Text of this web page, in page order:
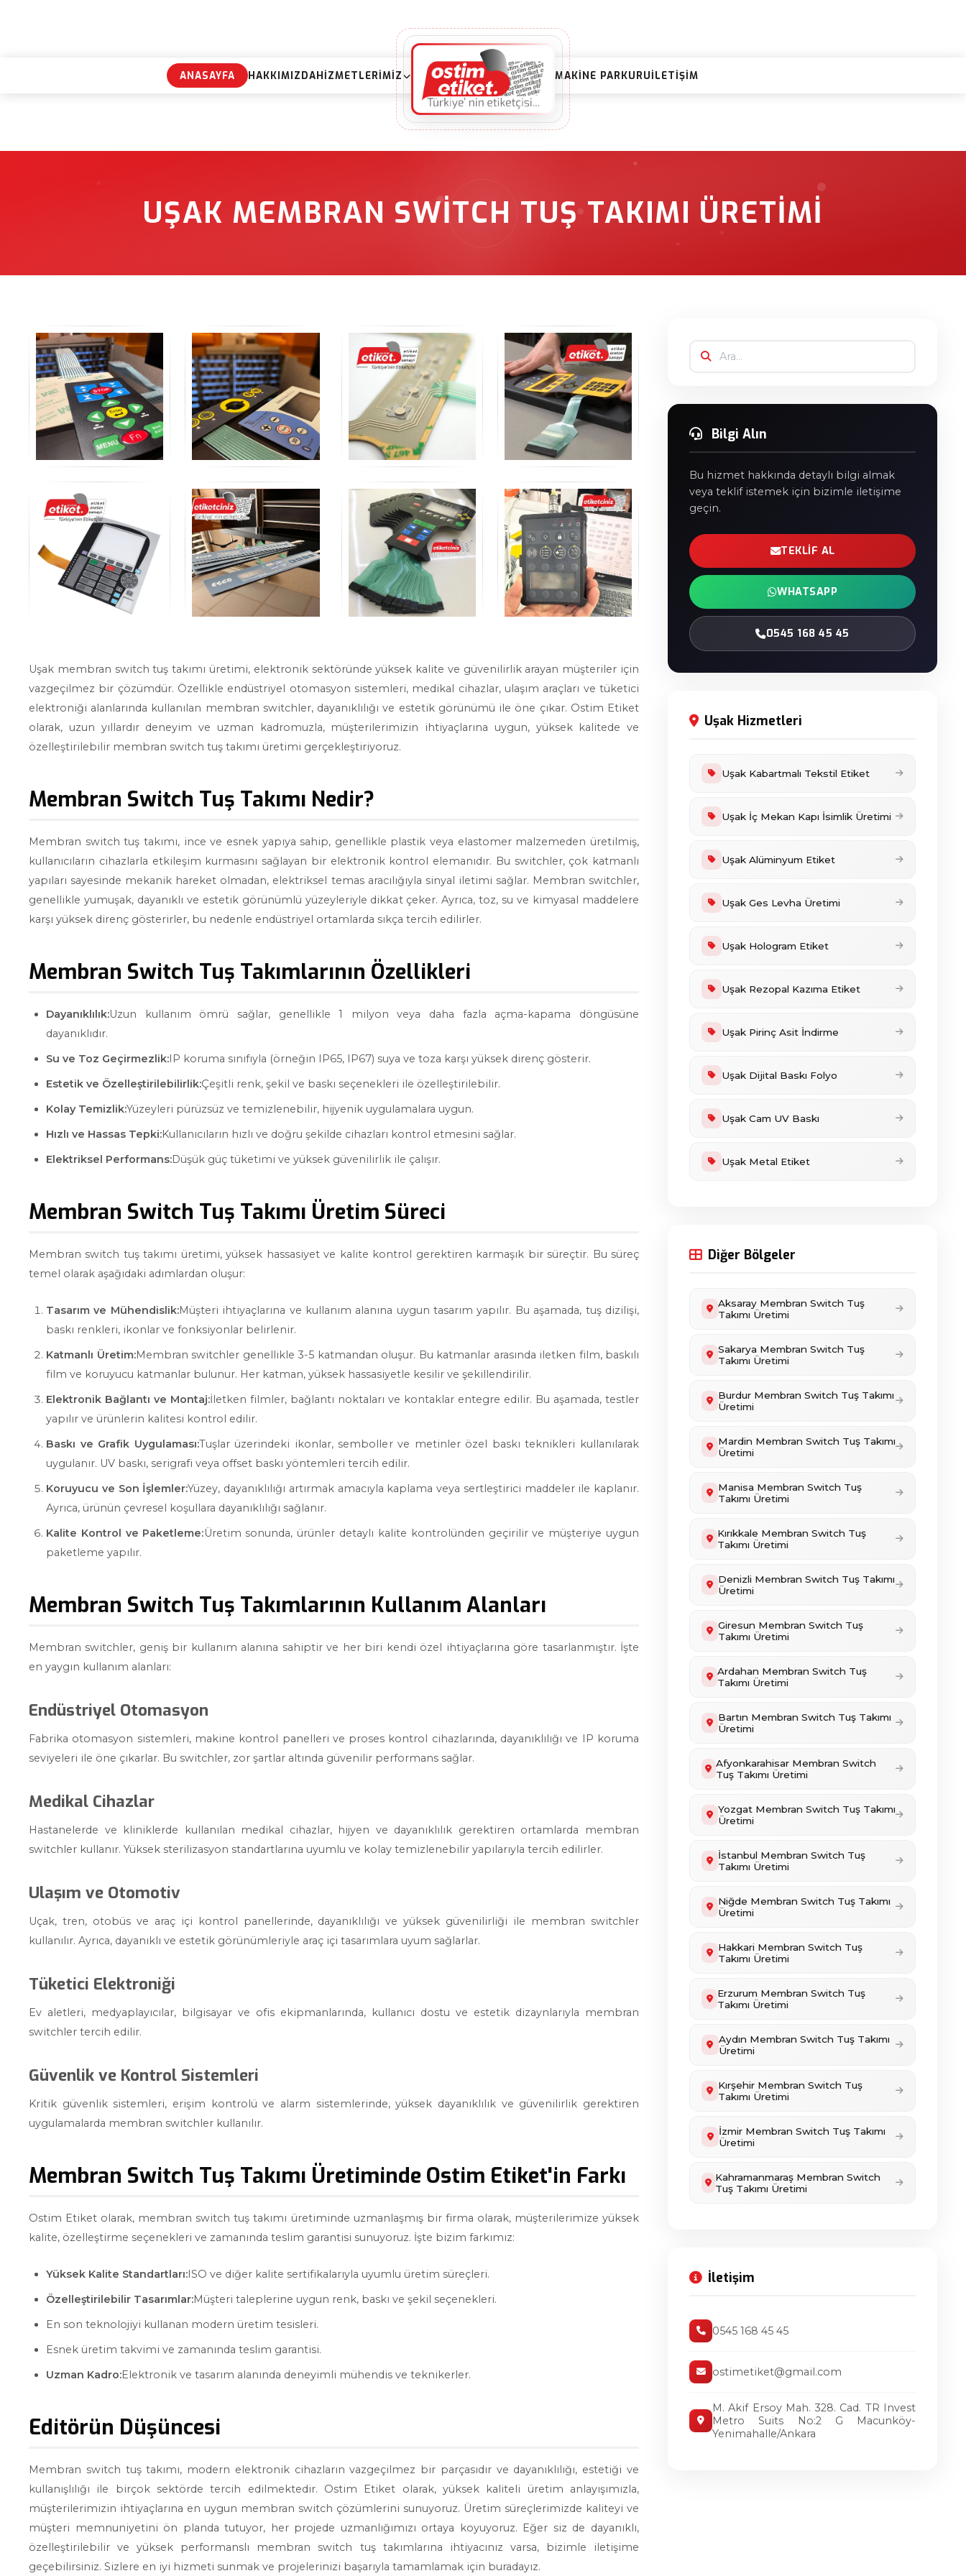
ANASAYFA HAKKIMIZDAHIZMETLERIMIZ MAKINE PARKURUİLETIŞIM
UŞAK MEMBRAN SWITCH TUŞ TAKIMI ÜRETIMI
Uşak membran switch tuş takımı üretimi, elektronik sektöründe yüksek kalite ve güvenilirlik arayan müşteriler için
vazgeçilmez bir çözümdür. Özellikle endüstriyel otomasyon sistemleri, medikal cihazlar, ulaşım araçları ve tüketici
elektroniği alanlarında kullanılan membran switchler, dayanıklılığı ve estetik görünümü ile öne çıkar. Ostim Etiket
olarak, uzun yıllardır deneyim ve uzman kadromuzla, müşterilerimizin ihtiyaçlarına uygun, yüksek kalitede ve
özelleştirilebilir membran switch tuş takımı üretimi gerçekleştiriyoruz.
Membran Switch Tuş Takımı Nedir?
Membran switch tuş takımı, ince ve esnek yapıya sahip, genellikle plastik veya elastomer malzemeden üretilmiş,
kullanıcıların cihazlarla etkileşim kurmasını sağlayan bir elektronik kontrol elemanıdır. Bu switchler, çok katmanlı
yapıları sayesinde mekanik hareket olmadan, elektriksel temas aracılığıyla sinyal iletimi sağlar. Membran switchler,
genellikle yumuşak, dayanıklı ve estetik görünümlü yüzeyleriyle dikkat çeker. Ayrıca, toz, su ve kimyasal maddelere
karşı yüksek direnç gösterirler, bu nedenle endüstriyel ortamlarda sıkça tercih edilirler.
Membran Switch Tuş Takımlarının Özellikleri
Dayanıklılık:Uzun kullanım ömrü sağlar, genellikle 1 milyon veya daha fazla açma-kapama döngüsüne
dayanıklıdır.
Su ve Toz Geçirmezlik:IP koruma sınıfıyla (örneğin IP65, IP67) suya ve toza karşı yüksek direnç gösterir.
Estetik ve Özelleştirilebilirlik:Çeşitli renk, şekil ve baskı seçenekleri ile özelleştirilebilir.
Kolay Temizlik:Yüzeyleri pürüzsüz ve temizlenebilir, hijyenik uygulamalara uygun.
Hızlı ve Hassas Tepki:Kullanıcıların hızlı ve doğru şekilde cihazları kontrol etmesini sağlar.
Elektriksel Performans:Düşük güç tüketimi ve yüksek güvenilirlik ile çalışır.
Membran Switch Tuş Takımı Üretim Süreci
Membran switch tuş takımı üretimi, yüksek hassasiyet ve kalite kontrol gerektiren karmaşık bir süreçtir. Bu süreç
temel olarak aşağıdaki adımlardan oluşur:
Tasarım ve Mühendislik:Müşteri ihtiyaçlarına ve kullanım alanına uygun tasarım yapılır. Bu aşamada, tuş dizilişi,
baskı renkleri, ikonlar ve fonksiyonlar belirlenir.
Katmanlı Üretim:Membran switchler genellikle 3-5 katmandan oluşur. Bu katmanlar arasında iletken film, baskılı
film ve koruyucu katmanlar bulunur. Her katman, yüksek hassasiyetle kesilir ve şekillendirilir.
Elektronik Bağlantı ve Montaj:İletken filmler, bağlantı noktaları ve kontaklar entegre edilir. Bu aşamada, testler
yapılır ve ürünlerin kalitesi kontrol edilir.
Baskı ve Grafik Uygulaması:Tuşlar üzerindeki ikonlar, semboller ve metinler özel baskı teknikleri kullanılarak
uygulanır. UV baskı, serigrafi veya offset baskı yöntemleri tercih edilir.
Koruyucu ve Son İşlemler:Yüzey, dayanıklılığı artırmak amacıyla kaplama veya sertleştirici maddeler ile kaplanır.
Ayrıca, ürünün çevresel koşullara dayanıklılığı sağlanır.
Kalite Kontrol ve Paketleme:Üretim sonunda, ürünler detaylı kalite kontrolünden geçirilir ve müşteriye uygun
paketleme yapılır.
Membran Switch Tuş Takımlarının Kullanım Alanları
Membran switchler, geniş bir kullanım alanına sahiptir ve her biri kendi özel ihtiyaçlarına göre tasarlanmıştır. İşte
en yaygın kullanım alanları:
Endüstriyel Otomasyon
Fabrika otomasyon sistemleri, makine kontrol panelleri ve proses kontrol cihazlarında, dayanıklılığı ve IP koruma
seviyeleri ile öne çıkarlar. Bu switchler, zor şartlar altında güvenilir performans sağlar.
Medikal Cihazlar
Hastanelerde ve kliniklerde kullanılan medikal cihazlar, hijyen ve dayanıklılık gerektiren ortamlarda membran
switchler kullanır. Yüksek sterilizasyon standartlarına uyumlu ve kolay temizlenebilir yapılarıyla tercih edilirler.
Ulaşım ve Otomotiv
Uçak, tren, otobüs ve araç içi kontrol panellerinde, dayanıklılığı ve yüksek güvenilirliği ile membran switchler
kullanılır. Ayrıca, dayanıklı ve estetik görünümleriyle araç içi tasarımlara uyum sağlarlar.
Tüketici Elektroniği
Ev aletleri, medyaplayıcılar, bilgisayar ve ofis ekipmanlarında, kullanıcı dostu ve estetik dizaynlarıyla membran
switchler tercih edilir.
Güvenlik ve Kontrol Sistemleri
Kritik güvenlik sistemleri, erişim kontrolü ve alarm sistemlerinde, yüksek dayanıklılık ve güvenilirlik gerektiren
uygulamalarda membran switchler kullanılır.
Membran Switch Tuş Takımı Üretiminde Ostim Etiket'in Farkı
Ostim Etiket olarak, membran switch tuş takımı üretiminde uzmanlaşmış bir firma olarak, müşterilerimize yüksek
kalite, özelleştirme seçenekleri ve zamanında teslim garantisi sunuyoruz. İşte bizim farkımız:
Yüksek Kalite Standartları:ISO ve diğer kalite sertifikalarıyla uyumlu üretim süreçleri.
Özelleştirilebilir Tasarımlar:Müşteri taleplerine uygun renk, baskı ve şekil seçenekleri.
En son teknolojiyi kullanan modern üretim tesisleri.
Esnek üretim takvimi ve zamanında teslim garantisi.
Uzman Kadro:Elektronik ve tasarım alanında deneyimli mühendis ve teknikerler.
Editörün Düşüncesi
Membran switch tuş takımı, modern elektronik cihazların vazgeçilmez bir parçasıdır ve dayanıklılığı, estetiği ve
kullanışlılığı ile birçok sektörde tercih edilmektedir. Ostim Etiket olarak, yüksek kaliteli üretim anlayışımızla,
müşterilerimizin ihtiyaçlarına en uygun membran switch çözümlerini sunuyoruz. Üretim süreçlerimizde kaliteyi ve
müşteri memnuniyetini ön planda tutuyor, her projede uzmanlığımızı ortaya koyuyoruz. Eğer siz de dayanıklı,
özelleştirilebilir ve yüksek performanslı membran switch tuş takımlarına ihtiyacınız varsa, bizimle iletişime
geçebilirsiniz. Sizlere en iyi hizmeti sunmak ve projelerinizi başarıyla tamamlamak için buradayız.
Bilgi Alın
Bu hizmet hakkında detaylı bilgi almak
veya teklif istemek için bizimle iletişime
geçin.
TEKLIF AL
WHATSAPP
0545 168 45 45
Uşak Hizmetleri
Uşak Kabartmalı Tekstil Etiket
Uşak İç Mekan Kapı İsimlik Üretimi
Uşak Alüminyum Etiket
Uşak Ges Levha Üretimi
Uşak Hologram Etiket
Uşak Rezopal Kazıma Etiket
Uşak Pirinç Asit İndirme
Uşak Dijital Baskı Folyo
Uşak Cam UV Baskı
Uşak Metal Etiket
Diğer Bölgeler
Aksaray Membran Switch Tuş
Takımı Üretimi
Sakarya Membran Switch Tuş
Takımı Üretimi
Burdur Membran Switch Tuş Takımı
Üretimi
Mardin Membran Switch Tuş Takımı
Üretimi
Manisa Membran Switch Tuş
Takımı Üretimi
Kırıkkale Membran Switch Tuş
Takımı Üretimi
Denizli Membran Switch Tuş Takımı
Üretimi
Giresun Membran Switch Tuş
Takımı Üretimi
Ardahan Membran Switch Tuş
Takımı Üretimi
Bartın Membran Switch Tuş Takımı
Üretimi
Afyonkarahisar Membran Switch
Tuş Takımı Üretimi
Yozgat Membran Switch Tuş Takımı
Üretimi
İstanbul Membran Switch Tuş
Takımı Üretimi
Niğde Membran Switch Tuş Takımı
Üretimi
Hakkari Membran Switch Tuş
Takımı Üretimi
Erzurum Membran Switch Tuş
Takımı Üretimi
Aydın Membran Switch Tuş Takımı
Üretimi
Kırşehir Membran Switch Tuş
Takımı Üretimi
İzmir Membran Switch Tuş Takımı
Üretimi
Kahramanmaraş Membran Switch
Tuş Takımı Üretimi
İletişim
0545 168 45 45
ostimetiket@gmail.com
M. Akif Ersoy Mah. 328. Cad. TR Invest
Metro Suits No:2 G Macunköy-
Yenimahalle/Ankara